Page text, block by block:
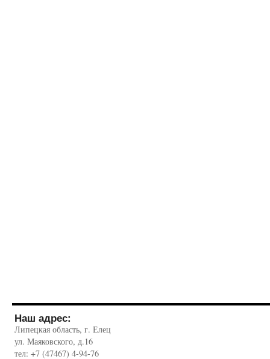
Наш адрес:
Липецкая область, г. Елец
ул. Маяковского, д.16
тел: +7 (47467) 4-94-76